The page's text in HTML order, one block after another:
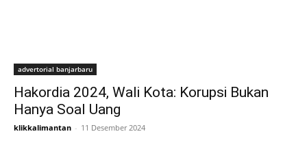
advertorial banjarbaru
Hakordia 2024, Wali Kota: Korupsi Bukan
Hanya Soal Uang
klikkalimantan - 11 Desember 2024